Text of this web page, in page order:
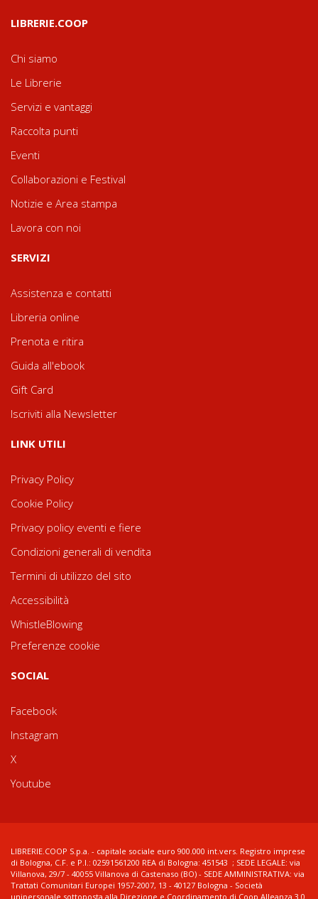
LIBRERIE.COOP
Chi siamo
Le Librerie
Servizi e vantaggi
Raccolta punti
Eventi
Collaborazioni e Festival
Notizie e Area stampa
Lavora con noi
SERVIZI
Assistenza e contatti
Libreria online
Prenota e ritira
Guida all'ebook
Gift Card
Iscriviti alla Newsletter
LINK UTILI
Privacy Policy
Cookie Policy
Privacy policy eventi e fiere
Condizioni generali di vendita
Termini di utilizzo del sito
Accessibilità
WhistleBlowing
Preferenze cookie
SOCIAL
Facebook
Instagram
X
Youtube
LIBRERIE.COOP S.p.a. - capitale sociale euro 900.000 int.vers. Registro imprese
di Bologna, C.F. e P.I.: 02591561200 REA di Bologna: 451543 ; SEDE LEGALE: via
Villanova, 29/7 - 40055 Villanova di Castenaso (BO) - SEDE AMMINISTRATIVA: via
Trattati Comunitari Europei 1957-2007, 13 - 40127 Bologna - Società
unipersonale sottoposta alla Direzione e Coordinamento di Coop Alleanza 3.0